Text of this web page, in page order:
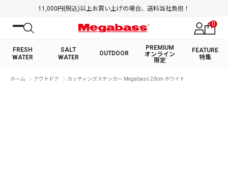
11,000円(税込)以上お買い上げの場合、送料当社負担！
0
FRESH
WATER
SALT
WATER
OUTDOOR
PREMIUM
オンライン
限定
FEATURE
特集
絞り込み検索
ホーム アウトドア カッティングステッカー Megabass 20cm ホワイト